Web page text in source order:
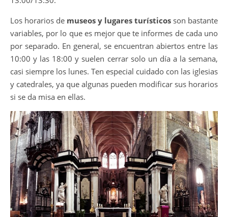
Los horarios de museos y lugares turísticos son bastante
variables, por lo que es mejor que te informes de cada uno
por separado. En general, se encuentran abiertos entre las
10:00 y las 18:00 y suelen cerrar solo un día a la semana,
casi siempre los lunes. Ten especial cuidado con las iglesias
y catedrales, ya que algunas pueden modificar sus horarios
si se da misa en ellas.